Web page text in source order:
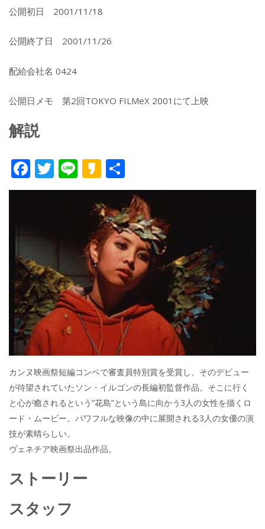
公開初日 2001/11/18
公開終了日 2001/11/26
配給会社名 0424
公開日メモ 第2回TOKYO FILMeX 2001にて上映
解説
F
ac
o
o
k
T
w
Li
n
K
a
k
a
o
有
カンヌ映画祭短編コンペで審査員特別賞を受賞し、そのデビュー
が待望されていたソン・イルゴンの長編初監督作品。そこに行く
と心が癒されるという“花島”という島に向かう3人の女性を描くロ
ード・ムービー。パワフルな映像の中に展開される3人の女優の演
技が素晴らしい。
ヴェネチア映画祭出品作品。
ストーリー
スタッフ